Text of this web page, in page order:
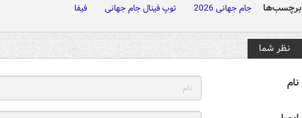
برچسب‌ها جام جهانی 2026 توپ فینال جام جهانی فیفا
نظر شما
نام